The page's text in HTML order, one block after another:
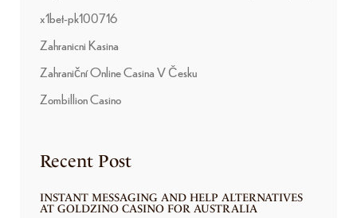
x1bet-pk100716
Zahranicni Kasina
Zahraniční Online Casina V Česku
Zombillion Casino
Recent Post
INSTANT MESSAGING AND HELP ALTERNATIVES
AT GOLDZINO CASINO FOR AUSTRALIA